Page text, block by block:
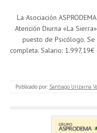
La Asociación
Atención Diurna «La
puesto de Psicólogo.
completa. Salario:
Publicado por: Santiago Urizarna